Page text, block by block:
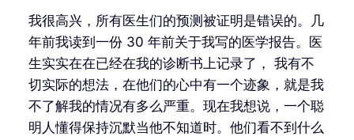
我很高兴，所有医生们的预测被证明是错误的。几
年前我读到一份 30 年前关于我写的医学报告。医
生实实在在已经在我的诊断书上记录了， 我有不
切实际的想法，在他们的心中有一个迹象，就是我
不了解我的情况有多么严重。现在我想说，一个聪
明人懂得保持沉默当他不知道时。他们看不到什么